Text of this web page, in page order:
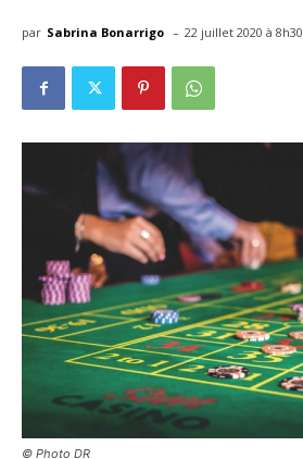
par Sabrina Bonarrigo - 22 juillet 2020 à 8h30
© Photo DR